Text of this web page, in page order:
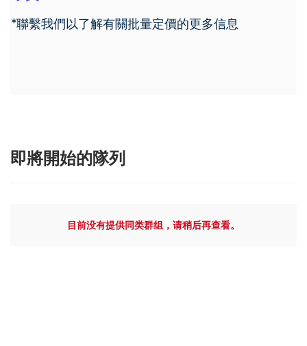
*聯繫我們以了解有關批量定價的更多信息
即將開始的隊列
目前没有提供同类群组，请稍后再查看。